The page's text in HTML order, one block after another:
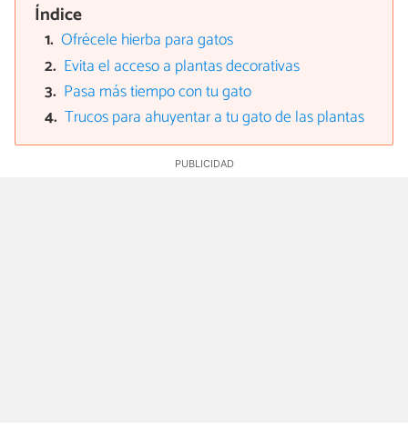
Índice
Ofrécele hierba para gatos
Evita el acceso a plantas decorativas
Pasa más tiempo con tu gato
Trucos para ahuyentar a tu gato de las plantas